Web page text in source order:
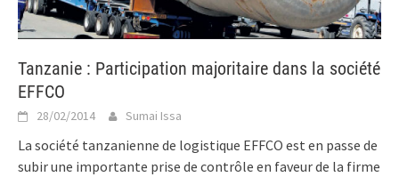
Tanzanie : Participation majoritaire dans la société
EFFCO
28/02/2014 Sumai Issa
La société tanzanienne de logistique EFFCO est en passe de
subir une importante prise de contrôle en faveur de la firme